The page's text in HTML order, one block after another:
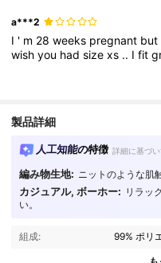
a***2
I ' m 28weeks pregnant but
wishyou hadsizexs .. Ifit
製品詳細
人工知能の特徴 詳細に基づ
編み物生地: ニットのような肌
カジュアル, ボーホー: リラッ
い。
組成: 99% ポリ